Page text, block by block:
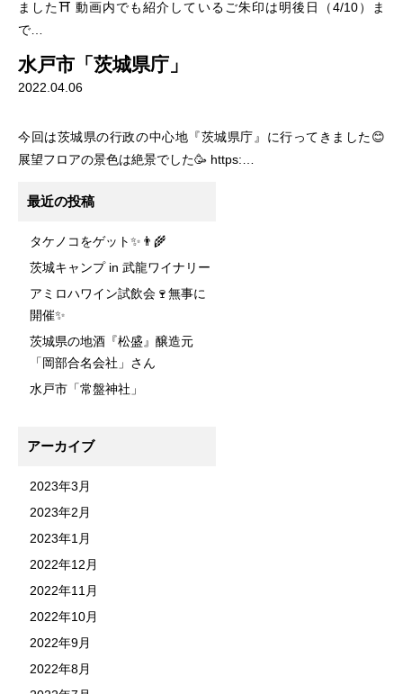
ました⛩ 動画内でも紹介しているご朱印は明後日（4/10）ま
で…
水戸市「茨城県庁」
2022.04.06
今回は茨城県の行政の中心地『茨城県庁』に行ってきました😊
展望フロアの景色は絶景でした🥳 https:…
最近の投稿
タケノコをゲット✨👨‍🌾
茨城キャンプ in 武龍ワイナリー
アミロハワイン試飲会🍷無事に
開催✨
茨城県の地酒『松盛』醸造元
「岡部合名会社」さん
水戸市「常盤神社」
アーカイブ
2023年3月
2023年2月
2023年1月
2022年12月
2022年11月
2022年10月
2022年9月
2022年8月